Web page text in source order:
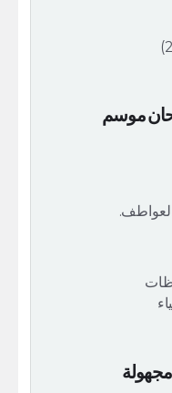
موسم